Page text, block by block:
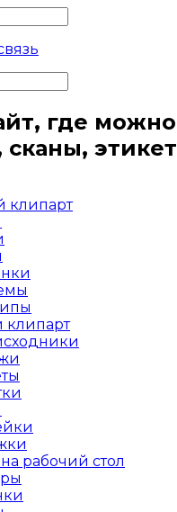
где
клипарт
клипарт
рабочий стол